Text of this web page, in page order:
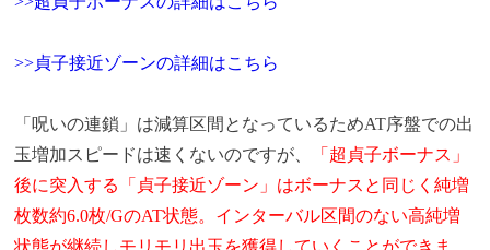
>>貞子接近ゾーンの詳細はこちら
「呪いの連鎖」は減算区間となっているためAT序盤での出
玉増加スピードは速くないのですが、
「超貞子ボーナス」
後に突入する「貞子接近ゾーン」はボーナスと同じく純増
枚数約6.0枚/GのAT状態。インターバル区間のない高純増
状態が継続しモリモリ出玉を獲得していくことができま